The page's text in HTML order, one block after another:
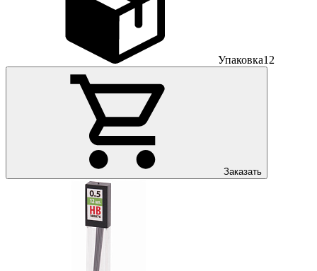
Упаковка12
Заказать